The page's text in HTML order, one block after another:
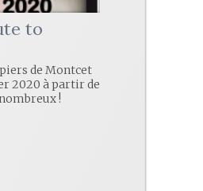
to
de Montcet
2020 à partir de
!